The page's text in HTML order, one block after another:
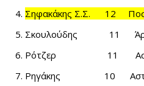
Σηφακάκης Σ.Σ. 12
Σκουλούδης 11
Ρότζερ 11
Ρηγάκης 10